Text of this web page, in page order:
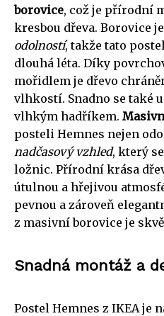
borovice, což je přírodní
kresbou dřeva. Borovice
odolností, takže tato
dlouhá léta. Díky
mořidlem je dřevo
vlhkostí. Snadno se také
vlhkým hadříkem.
posteli Hemnes nejen
nadčasový vzhled, který
ložnic. Přírodní krása
útulnou a hřejivou
pevnou a zároveň
z masivní borovice je
Snadná montáž a
Postel Hemnes z IKEA je